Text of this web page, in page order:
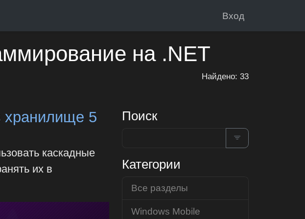
Вход
на .NET
Найдено: 33
хранилище 5
каскадные
их в
Поиск
Категории
Все разделы
Windows Mobile